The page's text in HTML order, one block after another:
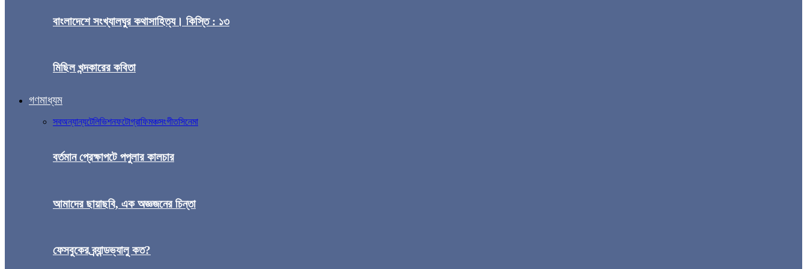
বাংলাদেশে সংখ্যালঘুর কথাসাহিত্য। কিস্তি : ১৩
মিছিল খন্দকারের কবিতা
গণমাধ্যম
সবঅন্যান্যটেলিভিশনফটোগ্রাফিমঞ্চসংগীতসিনেমা
বর্তমান প্রেক্ষাপটে পপুলার কালচার
আমাদের ছায়াছবি, এক অজ্ঞজনের চিন্তা
ফেসবুকের ব্র্যান্ডভ্যালু কত?